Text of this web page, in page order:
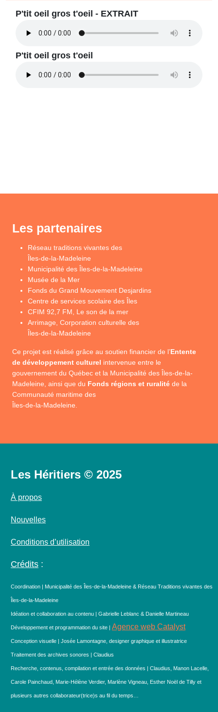
P'tit oeil gros t'oeil - EXTRAIT
P'tit oeil gros t'oeil
Les partenaires
Réseau traditions vivantes des
Îles-de-la-Madeleine
Municipalité des Îles-de-la-Madeleine
Musée de la Mer
Fonds du Grand Mouvement Desjardins
Centre de services scolaire des Îles
CFIM 92,7 FM, Le son de la mer
Arrimage, Corporation culturelle des
Îles-de-la-Madeleine
Ce projet est réalisé grâce au soutien financier de l’Entente
de développement culturel intervenue entre le
gouvernement du Québec et la Municipalité des Îles-de-la-
Madeleine, ainsi que du Fonds régions et ruralité de la
Communauté maritime des
Îles-de-la-Madeleine.
Les Héritiers © 2025
À propos
Nouvelles
Conditions d’utilisation
Crédits :
Coordination | Municipalité des Îles-de-la-Madeleine & Réseau Traditions vivantes des
Îles-de-la-Madeleine
Idéation et collaboration au contenu | Gabrielle Leblanc & Danielle Martineau
Développement et programmation du site | Agence web Catalyst
Conception visuelle | Josée Lamontagne, designer graphique et illustratrice
Traitement des archives sonores | Claudius
Recherche, contenus, compilation et entrée des données | Claudius, Manon Lacelle,
Carole Painchaud, Marie-Hélène Verdier, Marlène Vigneau, Esther Noël de Tilly et
plusieurs autres collaborateur(trice)s au fil du temps…